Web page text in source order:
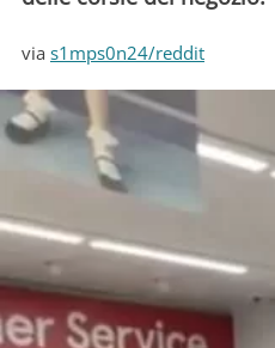
via s1mps0n24/reddit